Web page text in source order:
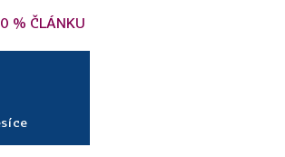
% ČLÁNKU